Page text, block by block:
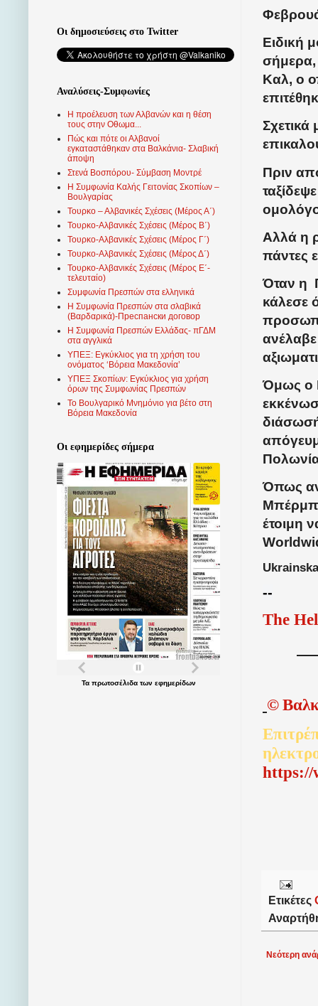
Ειδική
σήμερα,
Καλ, ο
Πριν
Αλλά η
πάντες
Όταν η
κάλεσε
Όμως ο
Όπως
έτοιμη
--
The
©
https://
Ετικέτες
Νεότερη
Οι δημοσιεύσεις στο Twitter
Αναλύσεις-Συμφωνίες
Η προέλευση των Αλβανών και η θέση
τους στην Οθωμα...
Πώς και πότε οι Αλβανοί
εγκαταστάθηκαν στα Βαλκάνια- Σλαβική
άποψη
Στενά Βοσπόρου- Σύμβαση Μοντρέ
Η Συμφωνία Καλής Γειτονίας Σκοπίων –
Βουλγαρίας
Τουρκο – Αλβανικές Σχέσεις (Mέρος Α΄)
Τουρκο-Αλβανικές Σχέσεις (Μέρος Β΄)
Τουρκο-Αλβανικές Σχέσεις (Μέρος Γ΄)
Τουρκο-Αλβανικές Σχέσεις (Μέρος Δ΄)
Τουρκο-Αλβανικές Σχέσεις (Μέρος Ε΄-
τελευταίο)
Συμφωνία Πρεσπών στα ελληνικά
Η Συμφωνία Πρεσπών στα σλαβικά
(Βαρδαρικά)-Преспански договор
Η Συμφωνία Πρεσπών Ελλάδας- πΓΔΜ
στα αγγλικά
ΥΠΕΞ: Εγκύκλιος για τη χρήση του
ονόματος ‘Βόρεια Μακεδονία’
ΥΠΕΞ Σκοπίων: Εγκύκλιος για χρήση
όρων της Συμφωνίας Πρεσπών
Το Βουλγαρικό Μνημόνιο για βέτο στη
Βόρεια Μακεδονία
Οι εφημερίδες σήμερα
Τα πρωτοσέλιδατων εφημερίδων